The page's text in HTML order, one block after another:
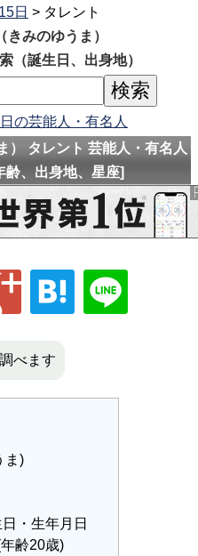
日 > タレント
みのゆうま）
（誕生日、出身地）
の芸能人・有名人
） タレント 芸能人・有名人
、出身地、星座]
べます
ま)
・生年月日
齢20歳)